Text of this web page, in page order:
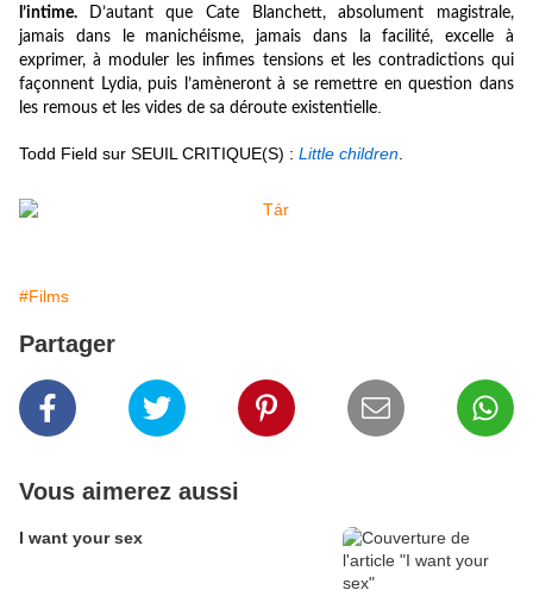
l’intime.
D’autant que Cate Blanchett, absolument magistrale,
jamais dans le manichéisme, jamais dans la facilité, excelle à
exprimer, à moduler les infimes tensions et les contradictions qui
façonnent Lydia, puis l’amèneront à se remettre en question dans
les remous et les vides de sa déroute existentielle
Todd Field sur SEUIL CRITIQUE(S) : Little children
#Films
Partager
Vous aimerez aussi
I want your sex